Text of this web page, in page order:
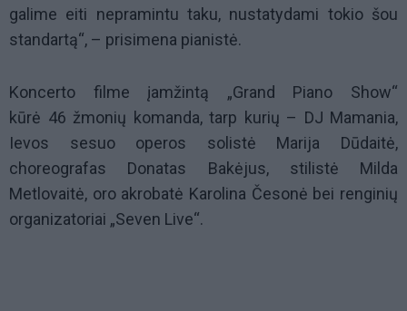
galime eiti nepramintu taku, nustatydami tokio šou
standartą“, – prisimena pianistė.
Koncerto filme įamžintą „Grand Piano Show“
kūrė 46 žmonių komanda, tarp kurių – DJ Mamania,
Ievos sesuo operos solistė Marija Dūdaitė,
choreografas Donatas Bakėjus, stilistė Milda
Metlovaitė, oro akrobatė Karolina Česonė bei renginių
organizatoriai „Seven Live“.